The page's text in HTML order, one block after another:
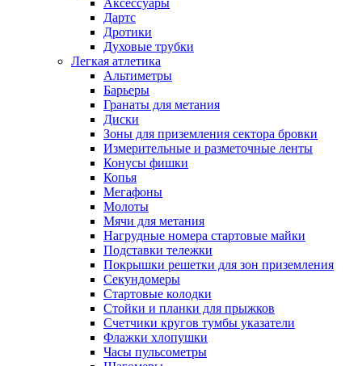
Аксессуары
Дартс
Дротики
Духовые трубки
Легкая атлетика
Альтиметры
Барьеры
Гранаты для метания
Диски
Зоны для приземления сектора бровки
Измерительные и разметочные ленты
Конусы фишки
Копья
Мегафоны
Молоты
Мячи для метания
Нагрудные номера стартовые майки
Подставки тележки
Покрышки решетки для зон приземления
Секундомеры
Стартовые колодки
Стойки и планки для прыжков
Счетчики кругов тумбы указатели
Флажки хлопушки
Часы пульсометры